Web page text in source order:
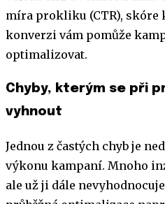
míra prokliku (CTR), skóre
konverzi vám pomůže
optimalizovat.
Chyby, kterým se při
vyhnout
Jednou z častých chyb je
výkonu kampaní. Mnoho
ale už ji dále